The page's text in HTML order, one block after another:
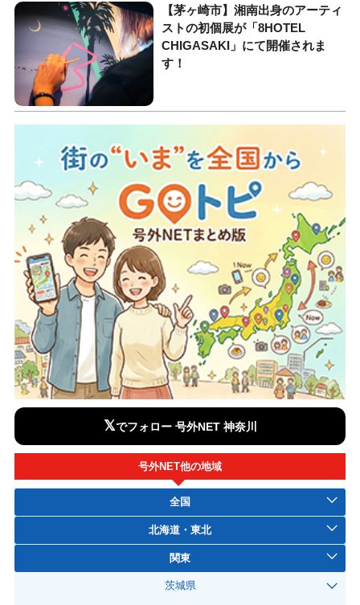
【茅ヶ崎市】湘南出身のアーティ
ストの初個展が「8HOTEL
CHIGASAKI」にて開催されま
す！
𝕏でフォロー 号外NET 神奈川
号外NET他の地域
全国
北海道・東北
関東
茨城県